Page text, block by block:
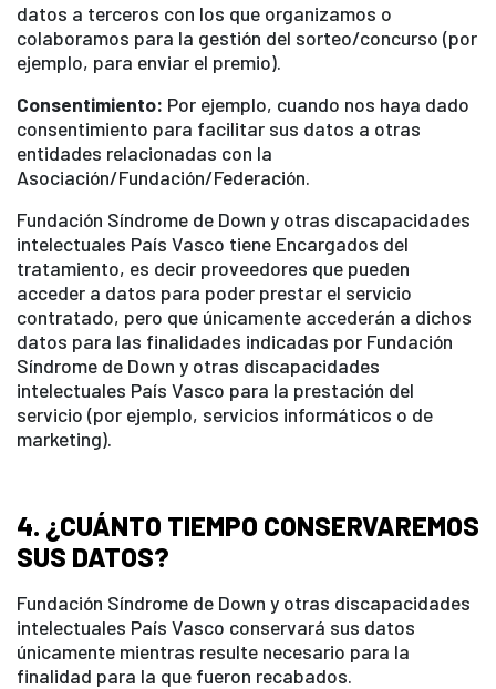
datos a terceros con los que organizamos o
colaboramos para la gestión del sorteo/concurso (por
ejemplo, para enviar el premio).
Consentimiento: Por ejemplo, cuando nos haya dado
consentimiento para facilitar sus datos a otras
entidades relacionadas con la
Asociación/Fundación/Federación.
Fundación Síndrome de Down y otras discapacidades
intelectuales País Vasco tiene Encargados del
tratamiento, es decir proveedores que pueden
acceder a datos para poder prestar el servicio
contratado, pero que únicamente accederán a dichos
datos para las finalidades indicadas por Fundación
Síndrome de Down y otras discapacidades
intelectuales País Vasco para la prestación del
servicio (por ejemplo, servicios informáticos o de
marketing).
4. ¿CUÁNTO TIEMPO CONSERVAREMOS
SUS DATOS?
Fundación Síndrome de Down y otras discapacidades
intelectuales País Vasco conservará sus datos
únicamente mientras resulte necesario para la
finalidad para la que fueron recabados.